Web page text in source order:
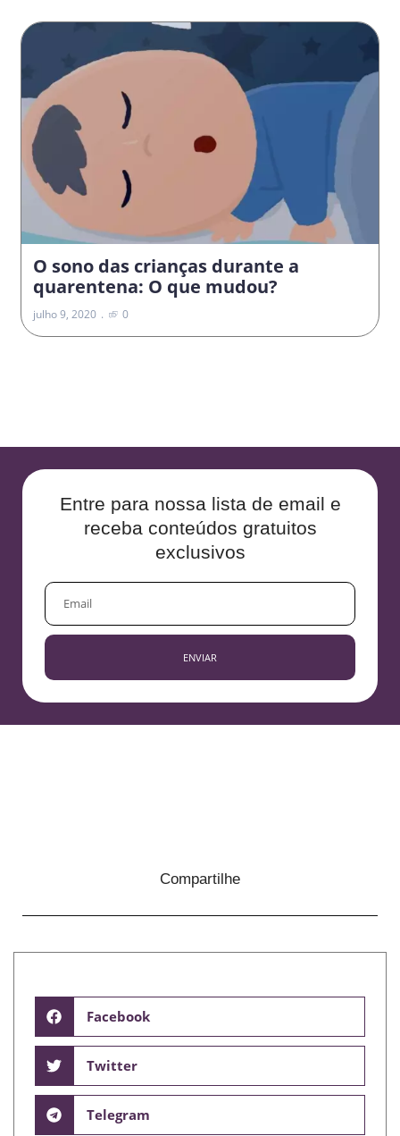
O sono das crianças durante a
quarentena: O que mudou?
julho 9, 2020 0
Entre para nossa lista de email e
receba conteúdos gratuitos
exclusivos
EMAIL
ENVIAR
Compartilhe
Facebook
Twitter
Telegram